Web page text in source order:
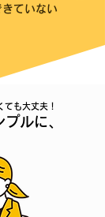
きていない
ても大丈夫！
ルに、